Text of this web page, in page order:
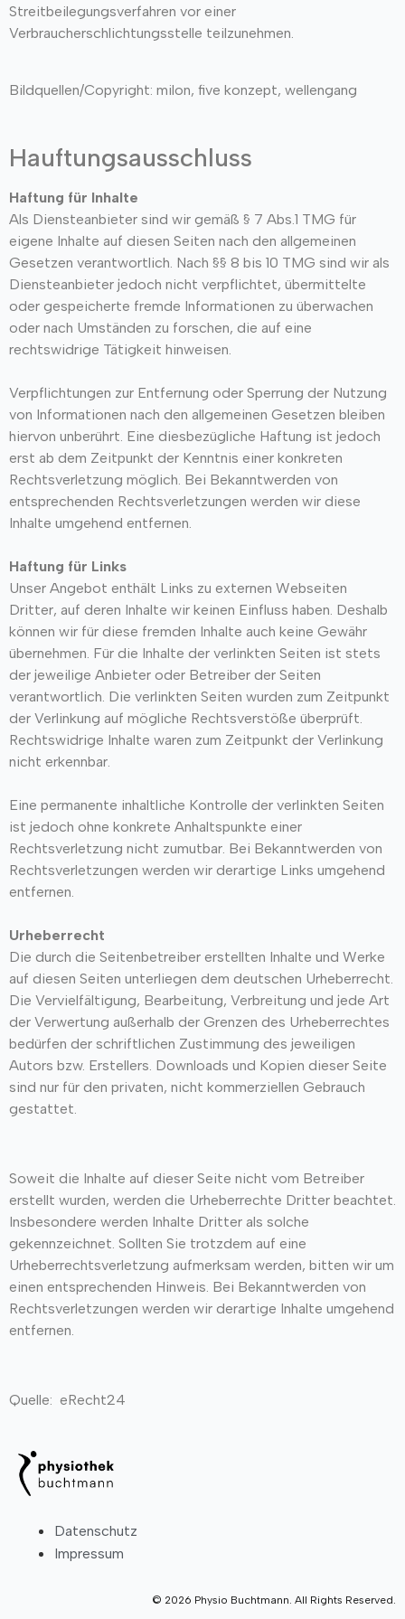
Streitbeilegungsverfahren vor einer
Verbraucherschlichtungsstelle teilzunehmen.
Bildquellen/Copyright: milon, five konzept, wellengang
Hauftungsausschluss
Haftung für Inhalte
Als Diensteanbieter sind wir gemäß § 7 Abs.1 TMG für
eigene Inhalte auf diesen Seiten nach den allgemeinen
Gesetzen verantwortlich. Nach §§ 8 bis 10 TMG sind wir als
Diensteanbieter jedoch nicht verpflichtet, übermittelte
oder gespeicherte fremde Informationen zu überwachen
oder nach Umständen zu forschen, die auf eine
rechtswidrige Tätigkeit hinweisen.
Verpflichtungen zur Entfernung oder Sperrung der Nutzung
von Informationen nach den allgemeinen Gesetzen bleiben
hiervon unberührt. Eine diesbezügliche Haftung ist jedoch
erst ab dem Zeitpunkt der Kenntnis einer konkreten
Rechtsverletzung möglich. Bei Bekanntwerden von
entsprechenden Rechtsverletzungen werden wir diese
Inhalte umgehend entfernen.
Haftung für Links
Unser Angebot enthält Links zu externen Webseiten
Dritter, auf deren Inhalte wir keinen Einfluss haben. Deshalb
können wir für diese fremden Inhalte auch keine Gewähr
übernehmen. Für die Inhalte der verlinkten Seiten ist stets
der jeweilige Anbieter oder Betreiber der Seiten
verantwortlich. Die verlinkten Seiten wurden zum Zeitpunkt
der Verlinkung auf mögliche Rechtsverstöße überprüft.
Rechtswidrige Inhalte waren zum Zeitpunkt der Verlinkung
nicht erkennbar.
Eine permanente inhaltliche Kontrolle der verlinkten Seiten
ist jedoch ohne konkrete Anhaltspunkte einer
Rechtsverletzung nicht zumutbar. Bei Bekanntwerden von
Rechtsverletzungen werden wir derartige Links umgehend
entfernen.
Urheberrecht
Die durch die Seitenbetreiber erstellten Inhalte und Werke
auf diesen Seiten unterliegen dem deutschen Urheberrecht.
Die Vervielfältigung, Bearbeitung, Verbreitung und jede Art
der Verwertung außerhalb der Grenzen des Urheberrechtes
bedürfen der schriftlichen Zustimmung des jeweiligen
Autors bzw. Erstellers. Downloads und Kopien dieser Seite
sind nur für den privaten, nicht kommerziellen Gebrauch
gestattet.
Soweit die Inhalte auf dieser Seite nicht vom Betreiber
erstellt wurden, werden die Urheberrechte Dritter beachtet.
Insbesondere werden Inhalte Dritter als solche
gekennzeichnet. Sollten Sie trotzdem auf eine
Urheberrechtsverletzung aufmerksam werden, bitten wir um
einen entsprechenden Hinweis. Bei Bekanntwerden von
Rechtsverletzungen werden wir derartige Inhalte umgehend
entfernen.
Quelle: eRecht24
Datenschutz
Impressum
© 2026 Physio Buchtmann. All Rights Reserved.